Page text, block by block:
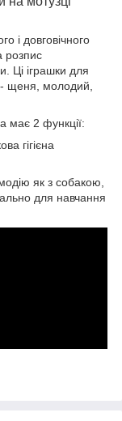
і довговічного
розпис
Ці іграшки для
- щеня, молодий,
має 2 функції:
гігієна
як з собакою,
для навчання